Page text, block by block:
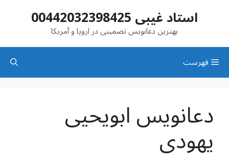
استاد غیبی 00442032398425
بهترین دعانویس تضمینی در اروپا و آمریکا
فهرست
دعانویس ابویحیی
یهودی